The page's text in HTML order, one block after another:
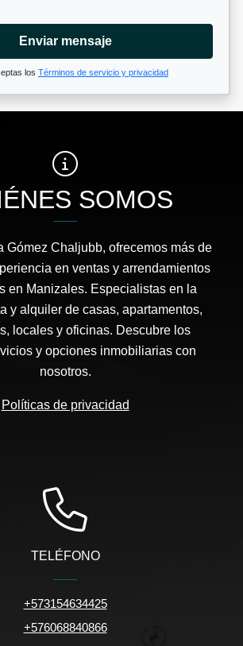
Enviar mensaje
los Términos de servicio y privacidad
SOMOS
Gómez Chaljubb, ofrecemos más de
en ventas y arrendamientos
en Manizales. Especialistas en la
y alquiler de casas, apartamentos,
locales y oficinas. Descubre los
y opciones inmobiliarias con
nosotros.
Políticas de privacidad
TELÉFONO
+573154634425
+576068840866